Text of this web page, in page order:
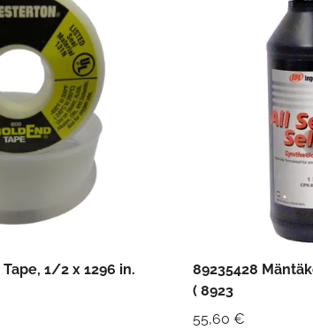
1/2 x 1296 in.
89235428
( 8923
55,60 €